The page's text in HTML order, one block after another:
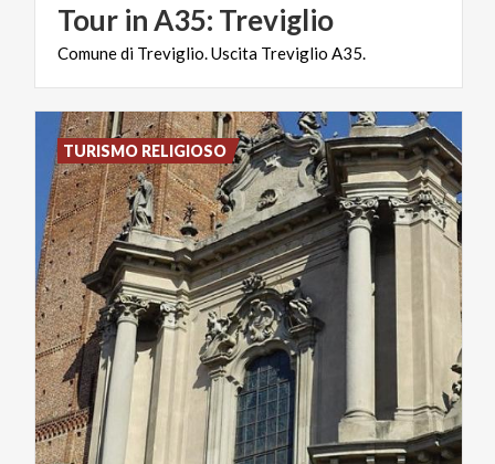
Tour inA35: Treviglio
Comunedi Treviglio.Uscita Treviglio A35.
TURISMO RELIGIOSO